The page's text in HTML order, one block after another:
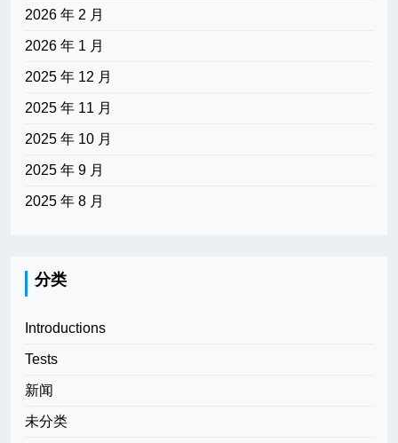
2026 年 2 月
2026 年 1 月
2025 年 12 月
2025 年 11 月
2025 年 10 月
2025 年 9 月
2025 年 8 月
分类
Introductions
Tests
新闻
未分类